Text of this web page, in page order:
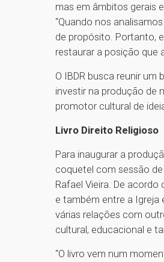
mas em âmbitos gerais
“Quando nos
de propósito. Portanto,
restaurar a posição que
O IBDR busca reunir
investir na produção de
promotor cultural de
Livro Direito Religioso
Para inaugurar a
coquetel com sessão
Rafael Vieira. De
e também entre a
várias relações com
cultural, educacional e
“O livro vem num